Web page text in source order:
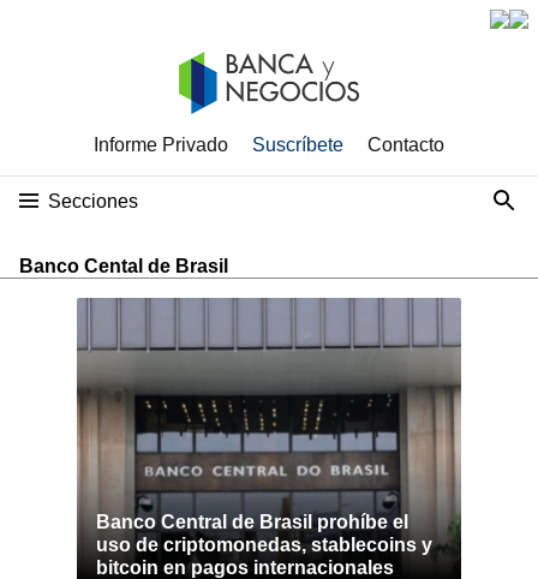
Informe Privado Suscríbete Contacto
Secciones
Banco Cental de Brasil
Banco Central de Brasil prohíbe el
uso de criptomonedas, stablecoins y
bitcoin en pagos internacionales